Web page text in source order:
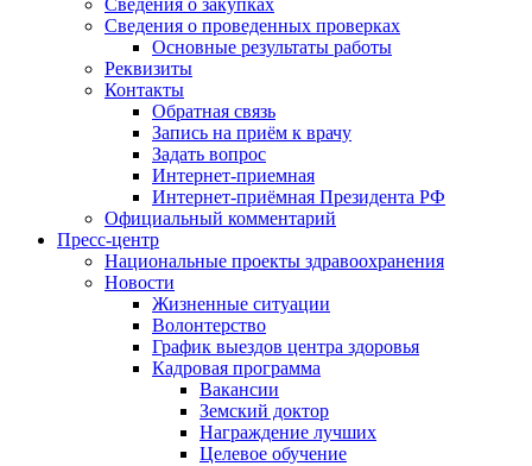
Сведения о проведенных проверках
Основные результаты работы
Реквизиты
Контакты
Обратная связь
Запись на приём к врачу
Задать вопрос
Интернет-приемная
Интернет-приёмная Президента РФ
Официальный комментарий
Пресс-центр
Национальные проекты здравоохранения
Новости
Жизненные ситуации
Волонтерство
График выездов центра здоровья
Кадровая программа
Вакансии
Земский доктор
Награждение лучших
Целевое обучение